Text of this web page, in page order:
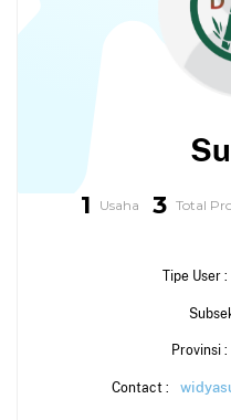
1 Usaha 3 Total
Tipe User :
Provinsi :
Contact :